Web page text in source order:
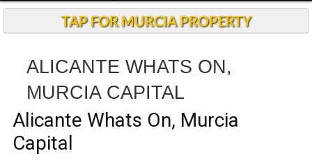
TAP FOR MURCIA PROPERTY
ALICANTE WHATS ON,
MURCIA CAPITAL
Alicante Whats On, Murcia
Capital